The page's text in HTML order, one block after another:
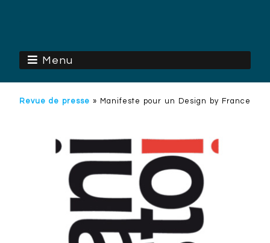
Menu
Revue de presse » Manifeste pour un Design by France